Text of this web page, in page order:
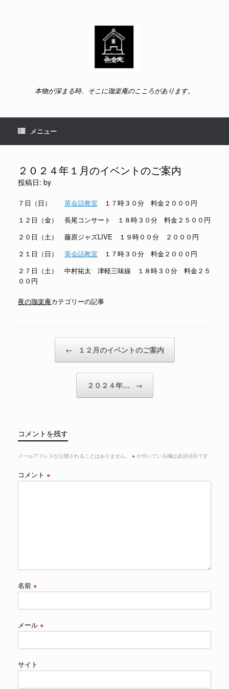
本物が深まる時、そこに珈楽庵のこころがあります。
メニュー
２０２４年１月のイベントのご案内
投稿日: by
７日（日） 英会話教室 １７時３０分 料金２０００円
１２日（金） 長尾コンサート １８時３０分 料金２５００円
２０日（土） 藤原ジャズLIVE １９時００分 ２０００円
２１日（日） 英会話教室 １７時３０分 料金２０００円
２７日（土） 中村祐太 津軽三味線 １８時３０分 料金２５
００円
夜の珈楽庵カテゴリーの記事
← １２月のイベントのご案内
２０２４年… →
コメントを残す
メールアドレスが公開されることはありません。 ※ が付いている欄は必須項目です
コメント ※
名前 ※
メール ※
サイト